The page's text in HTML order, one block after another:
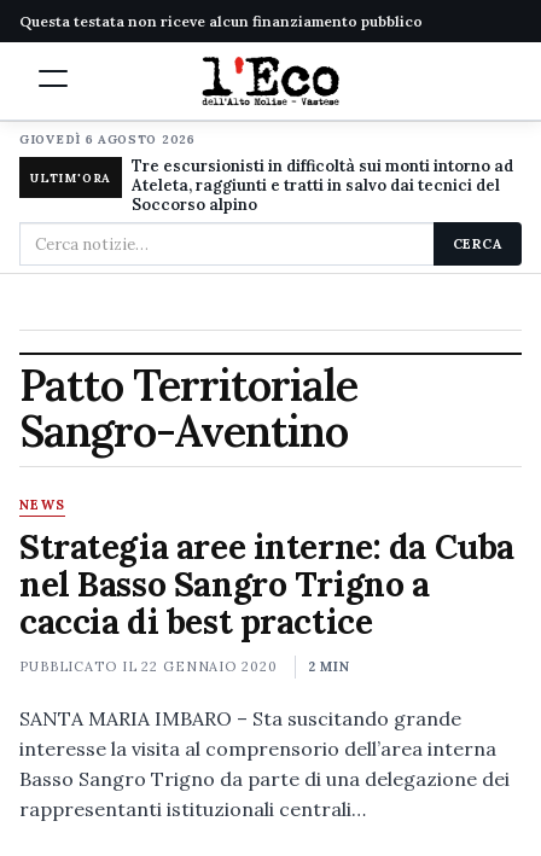
Questa testata non riceve alcun finanziamento pubblico
GIOVEDÌ 6 AGOSTO 2026
ULTIM'ORA
Tre escursionisti in difficoltà sui monti intorno ad
Ateleta, raggiunti e tratti in salvo dai tecnici del
Soccorso alpino
Cerca
nel
CERCA
Patto Territoriale
Sangro-Aventino
NEWS
Strategia aree interne: da Cuba
nel Basso Sangro Trigno a
caccia di best practice
PUBBLICATO IL22 GENNAIO 2020 2 MIN
SANTA MARIA IMBARO – Sta suscitando grande
interesse la visita al comprensorio dell’area interna
Basso Sangro Trigno da parte di una delegazione dei
rappresentanti istituzionali centrali…